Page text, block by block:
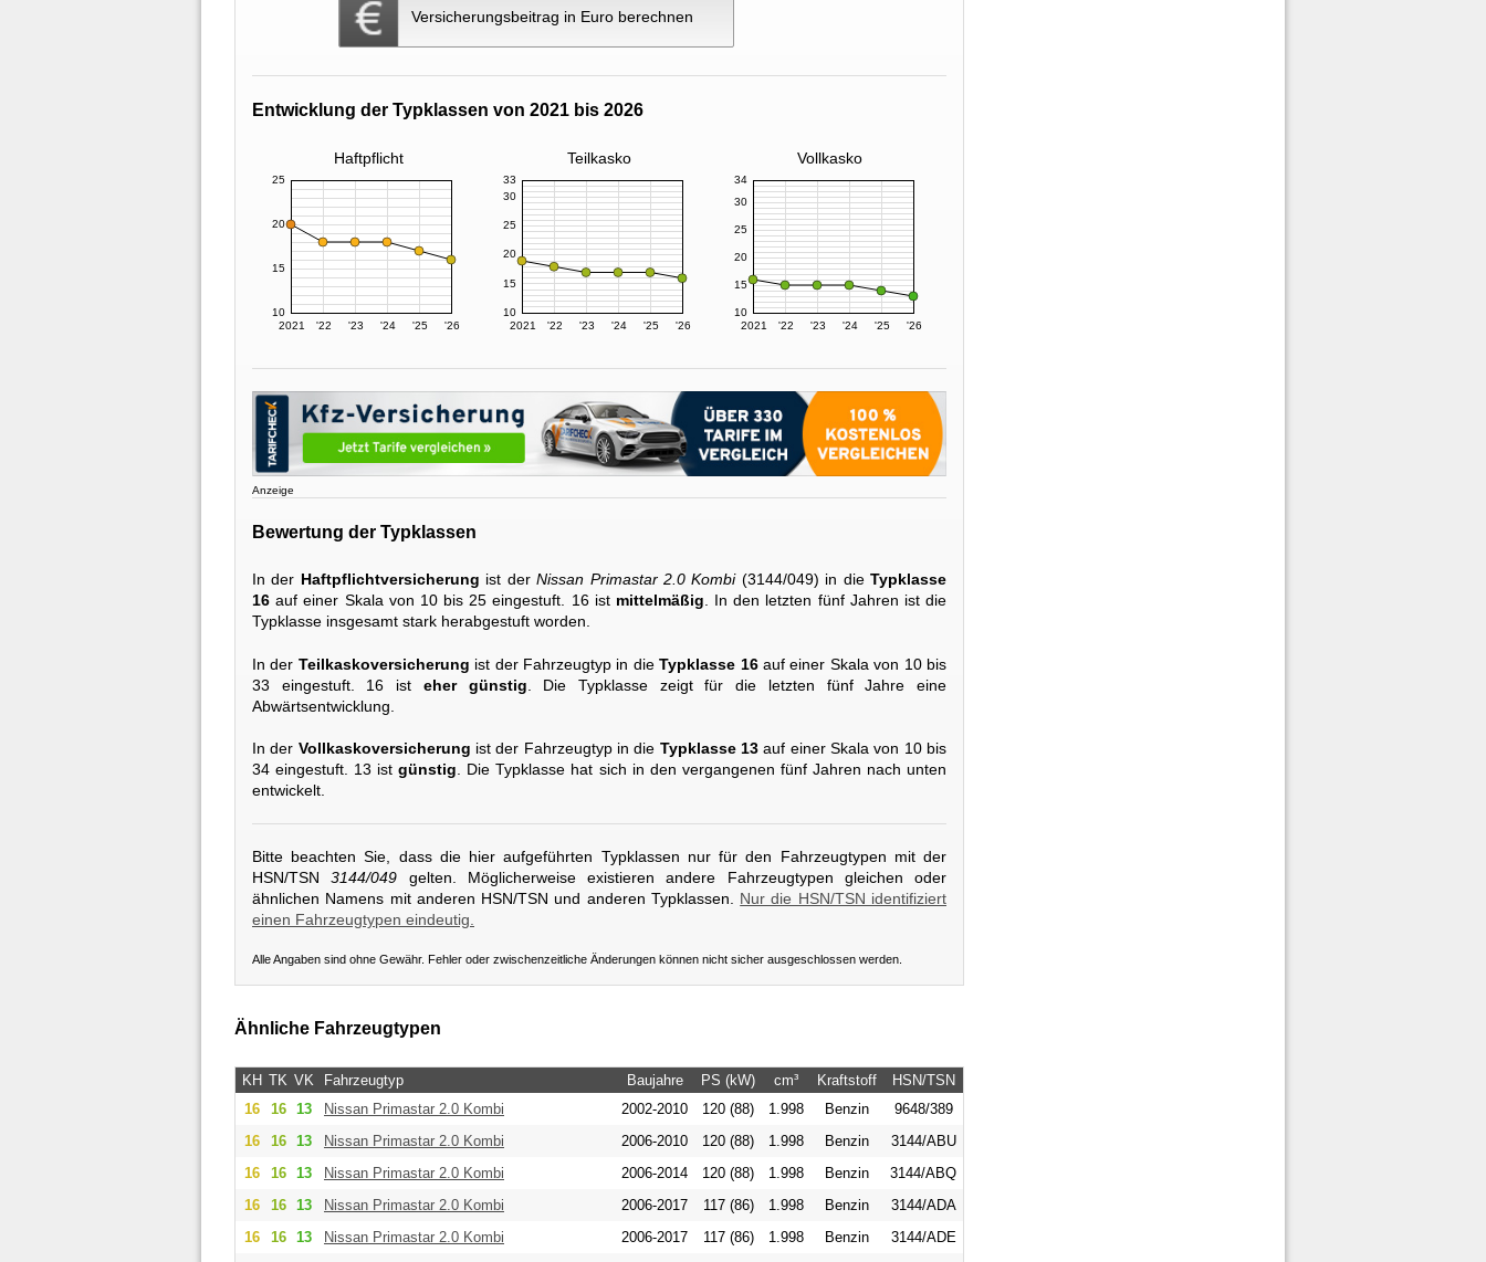
Versicherungsbeitrag in Euro berechnen
Entwicklung der Typklassen von 2021 bis 2026
Haftpflicht Teilkasko Vollkasko
2021 '22 '23 '24 '25 '26
10
15
20
25
2021 '22 '23 '24 '25 '26
10
15
20
25
30
33
2021 '22 '23 '24 '25 '26
10
15
20
25
30
34
Anzeige
Bewertung der Typklassen
In der Haftpflichtversicherung ist derNissan Primastar 2.0 Kombi(3144/049) in dieTypklasse
16 auf einer Skala von 10 bis 25 eingestuft. 16 ist mittelmäßig . In den letzten fünf Jahren ist die
Typklasse insgesamt stark herabgestuft worden.
In der Teilkaskoversicherung ist der Fahrzeugtyp in dieTypklasse 16auf einer Skala von 10 bis
33 eingestuft. 16 ist eher günstig . Die Typklasse zeigt für die letzten fünf Jahre eine
Abwärtsentwicklung.
In der Vollkaskoversicherung ist der Fahrzeugtyp in die Typklasse 13 auf einer Skala von 10 bis
34 eingestuft. 13 istgünstig. Die Typklasse hat sich in den vergangenen fünf Jahren nach unten
entwickelt.
Bitte beachten Sie, dass die hier aufgeführten Typklassen nur für den Fahrzeugtypen mit der
HSN/TSN3144/049 gelten. Möglicherweise existieren andere Fahrzeugtypen gleichen oder
ähnlichen Namens mit anderen HSN/TSN und anderen Typklassen. Nur die HSN/TSN identifiziert
einen Fahrzeugtypen eindeutig.
Alle Angaben sind ohne Gewähr. Fehler oder zwischenzeitliche Änderungen können nicht sicher ausgeschlossen werden.
Ähnliche Fahrzeugtypen
KH TK VK Fahrzeugtyp Baujahre PS (kW) cm³ Kraftstoff
HSN/TSN
16
16 13 Nissan Primastar 2.0 Kombi 2002-2010 120 (88) 1.998 Benzin
9648/389
16
16 13 Nissan Primastar 2.0 Kombi 2006-2010 120 (88) 1.998 Benzin
3144/ABU
16
16 13 Nissan Primastar 2.0 Kombi 2006-2014 120 (88) 1.998 Benzin
3144/ABQ
16
16 13 Nissan Primastar 2.0 Kombi 2006-2017 117 (86) 1.998 Benzin
3144/ADA
16
16 13 Nissan Primastar 2.0 Kombi 2006-2017 117 (86) 1.998 Benzin
3144/ADE